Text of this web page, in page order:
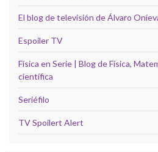
El blog de televisión de Álvaro
Espoiler TV
Física en Serie | Blog de Física,
científica
Seriéfilo
TV Spoilert Alert